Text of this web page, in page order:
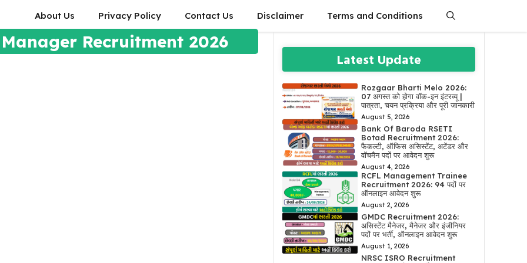
About Us Privacy Policy Contact Us Disclaimer Terms and Conditions
Recruitment 2026
Latest Update
Rozgaar Bharti Melo 2026:
07 अगस्त को होगा वॉक-इन इंटरव्यू |
पात्रता, चयन प्रक्रिया और पूरी जानकारी
August 5, 2026
Bank Of Baroda RSETI
Botad Recruitment 2026:
फैकल्टी, ऑफिस असिस्टेंट, अटेंडर और
वॉचमैन पदों पर आवेदन शुरू
August 4, 2026
RCFL Management Trainee
Recruitment 2026: 94 पदों पर
ऑनलाइन आवेदन शुरू
August 2, 2026
GMDC Recruitment 2026:
असिस्टेंट मैनेजर, मैनेजर और इंजीनियर
पदों पर भर्ती, ऑनलाइन आवेदन शुरू
August 1, 2026
NRSC ISRO Recruitment